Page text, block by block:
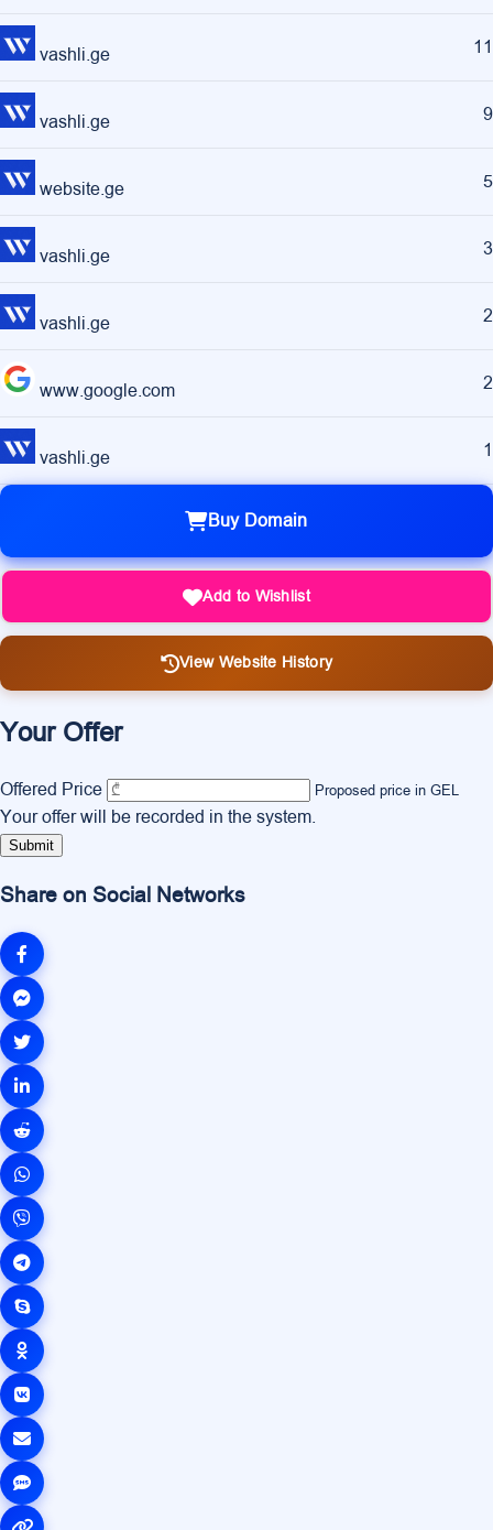
vashli.ge 11
vashli.ge 9
website.ge 5
vashli.ge 3
vashli.ge 2
www.google.com 2
vashli.ge 1
Buy Domain
Add to Wishlist
View Website History
Your Offer
Offered Price Proposed price in GEL
Your offer will be recorded in the system.
Submit
Share on Social Networks